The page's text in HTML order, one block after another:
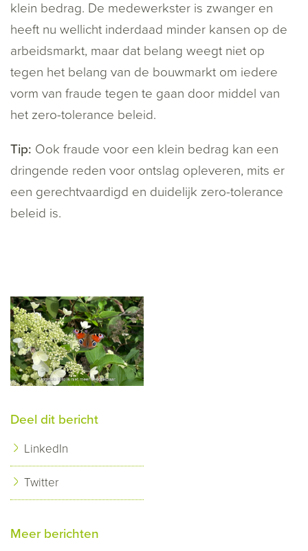
klein bedrag. De medewerkster is zwanger en
heeft nu wellicht inderdaad minder kansen op de
arbeidsmarkt, maar dat belang weegt niet op
tegen het belang van de bouwmarkt om iedere
vorm van fraude tegen te gaan door middel van
het zero-tolerance beleid.
Tip: Ook fraude voor een klein bedrag kan een
dringende reden voor ontslag opleveren, mits er
een gerechtvaardigd en duidelijk zero-tolerance
beleid is.
Deel dit bericht
LinkedIn
Twitter
Meer berichten